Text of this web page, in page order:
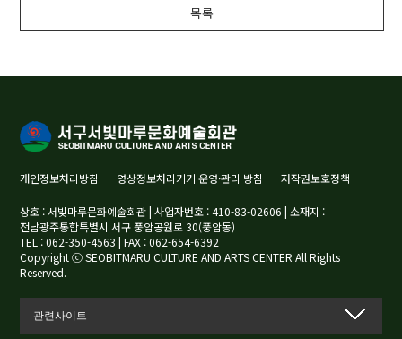
목록
개인정보처리방침 영상정보처리기기 운영·관리 방침 저작권보호정책
상호 : 서빛마루문화예술회관 | 사업자번호 : 410-83-02606 | 소재지 :
전남광주통합특별시 서구 풍암공원로 30(풍암동)
TEL : 062-350-4563 | FAX : 062-654-6392
Copyright ⓒ SEOBITMARU CULTURE AND ARTS CENTER All Rights
Reserved.
관련사이트